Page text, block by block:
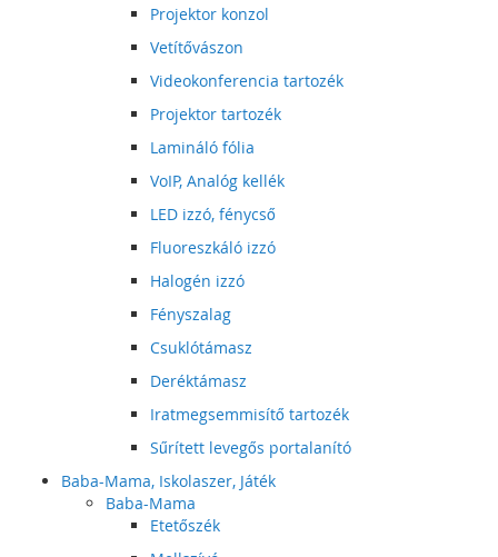
Projektor konzol
Vetítővászon
Videokonferencia tartozék
Projektor tartozék
Lamináló fólia
VoIP, Analóg kellék
LED izzó, fénycső
Fluoreszkáló izzó
Halogén izzó
Fényszalag
Csuklótámasz
Deréktámasz
Iratmegsemmisítő tartozék
Sűrített levegős portalanító
Baba-Mama, Iskolaszer, Játék
Baba-Mama
Etetőszék